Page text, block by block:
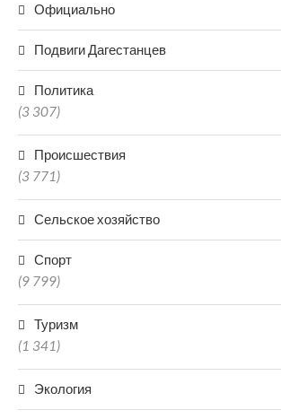
Официально
Подвиги Дагестанцев
Политика
(3 307)
Происшествия
(3 771)
Сельское хозяйство
Спорт
(9 799)
Туризм
(1 341)
Экология